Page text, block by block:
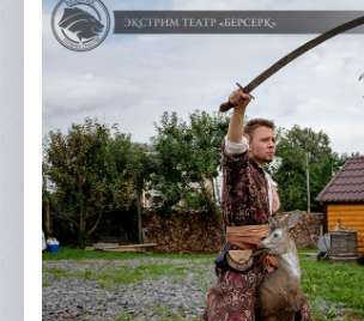
Наши услуги
Отзывы
Портфолио
Контакты